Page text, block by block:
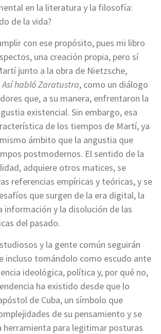
en la literatura y la filosofía:
de la vida?
con ese propósito, pues mi libro
una creación propia, pero sí
junto a la obra de Nietzsche,
Así habló Zaratustra, como un diálogo
que, a su manera, enfrentaron la
existencial. Sin embargo, esa
de los tiempos de Martí, ya
ámbito que la angustia que
postmodernos. El sentido de la
adquiere otros matices, se
referencias empíricas y teóricas, y se
que surgen de la era digital, la
información y la disolución de las
del pasado.
y la gente común seguirán
incluso tomándolo como escudo ante
ideológica, política y, por qué no,
ha existido desde que lo
de Cuba, un símbolo que
de su pensamiento y se
herramienta para legitimar posturas